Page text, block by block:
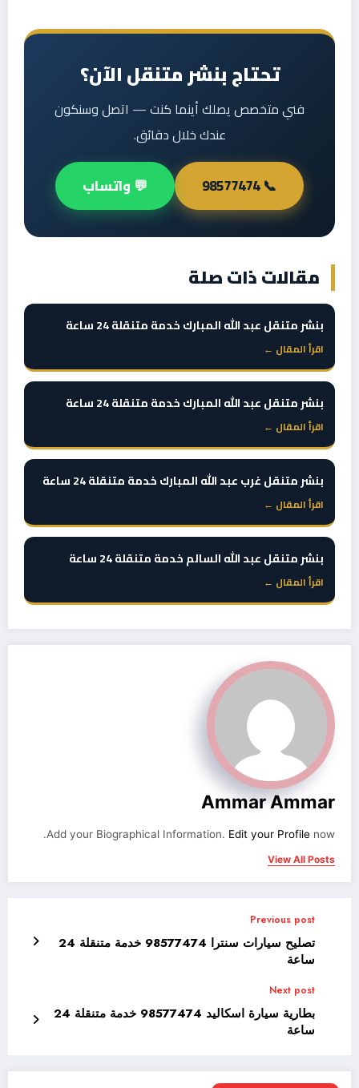
تحتاج بنشر متنقل الآن؟
فني متخصص يصلك أينما كنت — اتصل وسنكون
عندك خلال دقائق.
📞 98577474 💬 واتساب
مقالات ذات صلة
بنشر متنقل عبد الله المبارك خدمة متنقلة 24 ساعة
اقرأ المقال ←
بنشر متنقل عبد الله المبارك خدمة متنقلة 24 ساعة
اقرأ المقال ←
بنشر متنقل غرب عبد الله المبارك خدمة متنقلة 24 ساعة
اقرأ المقال ←
بنشر متنقل عبد الله السالم خدمة متنقلة 24 ساعة
اقرأ المقال ←
Ammar Ammar
Add your Biographical Information. Edit your Profile now.
View All Posts
Previous post
تصليح سيارات سنترا 98577474 خدمة متنقلة 24
ساعة
Next post
بطارية سيارة اسكاليد 98577474 خدمة متنقلة 24
ساعة